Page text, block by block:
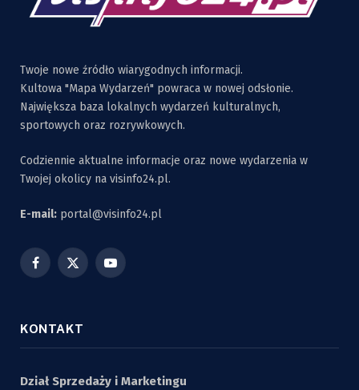
Twoje nowe źródło wiarygodnych informacji.
Kultowa "Mapa Wydarzeń" powraca w nowej odsłonie.
Największa baza lokalnych wydarzeń kulturalnych,
sportowych oraz rozrywkowych.
Codziennie aktualne informacje oraz nowe wydarzenia w
Twojej okolicy na visinfo24.pl.
E-mail: portal@visinfo24.pl
Facebook
X
YouTube
KONTAKT
Dział Sprzedaży i Marketingu